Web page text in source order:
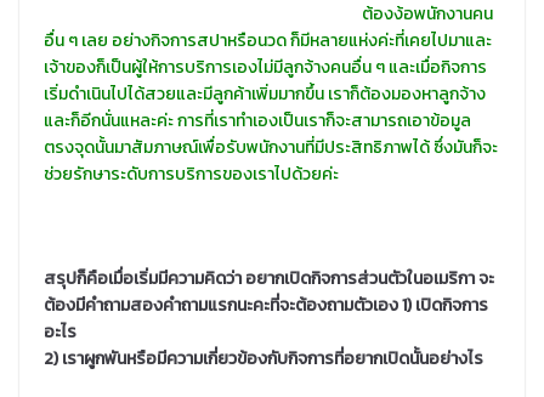
ต้องง้อพนักงานคน
อื่น ๆ เลย อย่างกิจการสปาหรือนวด ก็มีหลายแห่งค่ะที่เคยไปมาและ
เจ้าของก็เป็นผู้ให้การบริการเองไม่มีลูกจ้างคนอื่น ๆ และเมื่อกิจการ
เริ่มดำเนินไปได้สวยและมีลูกค้าเพิ่มมากขึ้น เราก็ต้องมองหาลูกจ้าง
และก็อีกนั่นแหละค่ะ การที่เราทำเองเป็นเราก็จะสามารถเอาข้อมูล
ตรงจุดนั้นมาสัมภาษณ์เพื่อรับพนักงานที่มีประสิทธิภาพได้ ซึ่งมันก็จะ
ช่วยรักษาระดับการบริการของเราไปด้วยค่ะ
สรุปก็คือเมื่อเริ่มมีความคิดว่า อยากเปิดกิจการส่วนตัวในอเมริกา จะ
ต้องมีคำถามสองคำถามแรกนะคะที่จะต้องถามตัวเอง 1) เปิดกิจการ
อะไร
2) เราผูกพันหรือมีความเกี่ยวข้องกับกิจการที่อยากเปิดนั้นอย่างไร